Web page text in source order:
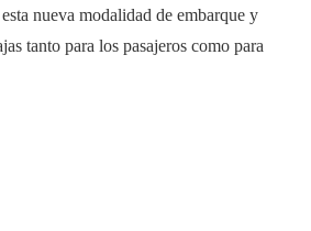
nueva modalidad de embarque y
tanto para los pasajeros como para